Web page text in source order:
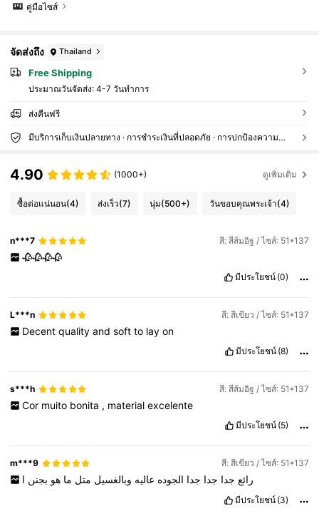
คู่มือไซส์
จัดส่งถึง Thailand
Free Shipping
ประมาณวันจัดส่ง: 4-7 วันทำการ
ส่งคืนฟรี
มีบริการเก็บเงินปลายทาง · การชำระเงินที่ปลอดภัย · การปกป้องความเป็นส่วนตัว
4.90 (1000+) ดูเพิ่มเติม
ซื้อต่อแน่นอน(4) ส่งเร็ว(7) นุ่ม(500+) วันขอบคุณพระเจ้า(4)
n***7 สี: สีส้มอิฐ / ไซส์: 51*137
🥀🥀🥀🥀
มีประโยชน์ (0)
L***n สี: สีเขียว / ไซส์: 51*137
Decent quality and soft to lay on
มีประโยชน์ (8)
s***h สี: สีส้มอิฐ / ไซส์: 51*137
Cor muito bonita , material excelente
มีประโยชน์ (5)
m***9 สี: สีเขียว / ไซส์: 51*137
رائع جدا جدا جدا الجوده عاليه وبالغسيل متل ماهو بجنن ا
มีประโยชน์ (3)